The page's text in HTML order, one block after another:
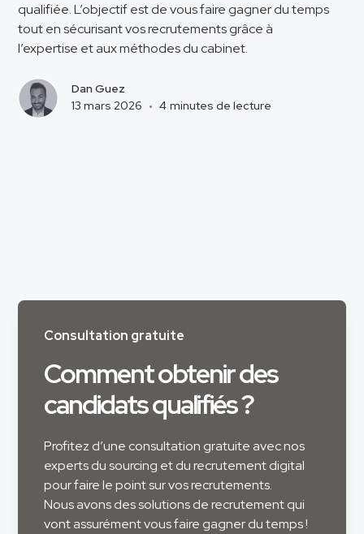
qualifiée. L’objectif est de vous faire gagner du temps
tout en sécurisant vos recrutements grâce à
l’expertise et aux méthodes du cabinet.
Dan Guez
13 mars 2026 • 4 minutes de lecture
Consultation gratuite
Comment obtenir des
candidats qualifiés ?
Profitez d’une consultation gratuite avec nos
experts du sourcing et du recrutement digital
pour faire le point sur vos recrutements.
Nous avons des solutions de recrutement qui
vont assurément vous faire gagner du temps !